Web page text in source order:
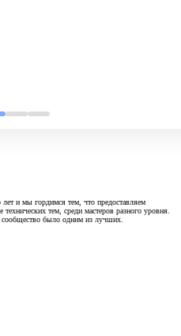
и мы гордимся тем, что предоставляем
технических тем, среди мастеров разного уровня.
было одним из лучших.